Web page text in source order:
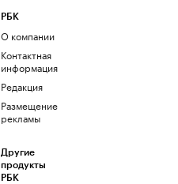
РБК
О компании
Контактная
информация
Редакция
Размещение
рекламы
Другие
продукты
РБК